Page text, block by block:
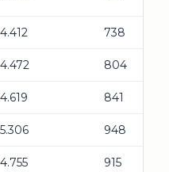
4.412 738
4.472 804
4.619 841
5.306 948
4.755 915